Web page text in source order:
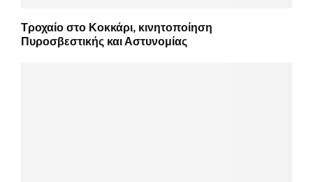
Τροχαίο στο Κοκκάρι, κινητοποίηση
Πυροσβεστικής και Αστυνομίας